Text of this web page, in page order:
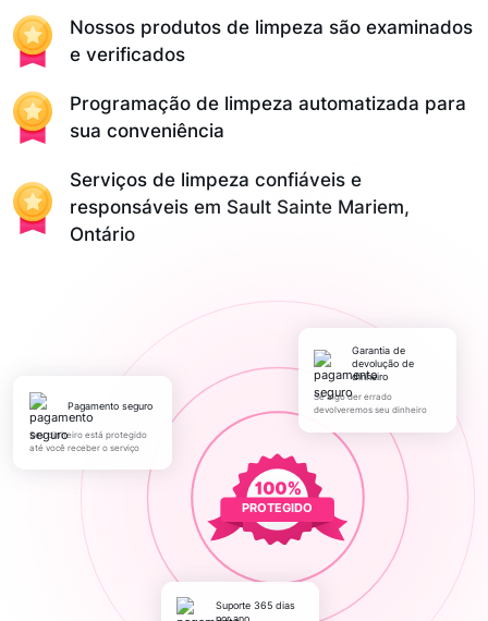
Nossos produtos de limpeza são examinados
e verificados
Programação de limpeza automatizada para
sua conveniência
Serviços de limpeza confiáveis e
responsáveis em Sault Sainte Mariem,
Ontário
PROTEGIDO
pagamento seguro
Seu dinheiro está protegido
até você receber o serviço
Garantia de
devolução de
dinheiro
Se algo der errado
devolveremos seu dinheiro
Suporte 365 dias
por ano